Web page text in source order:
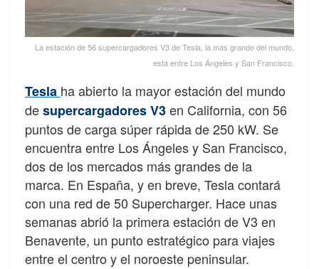
La estación de 56 supercargadores V3 de Tesla, la más grande del mundo,
está entre Los Ángeles y San Francisco.
Tesla ha abierto la mayor estación del mundo
desupercargadores V3en California, con 56
puntos de carga súper rápida de 250 kW. Se
encuentra entre Los Ángeles y San Francisco,
dos de los mercados más grandes de la
marca. En España, y en breve, Tesla contará
con una red de 50 Supercharger. Hace unas
semanas abrió la primera estación de V3 en
Benavente, un punto estratégico para viajes
entre el centro y el noroeste peninsular.